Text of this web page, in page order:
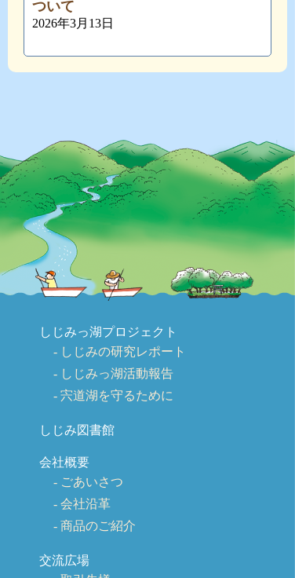
ついて
2026年3月13日
しじみっ湖プロジェクト
しじみの研究レポート
しじみっ湖活動報告
宍道湖を守るために
しじみ図書館
会社概要
ごあいさつ
会社沿革
商品のご紹介
交流広場